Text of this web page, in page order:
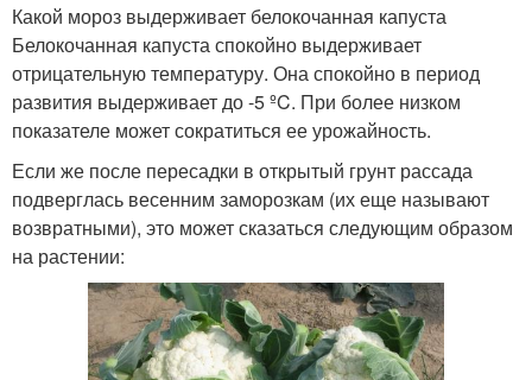
Какой мороз выдерживает белокочанная капуста
Белокочанная капуста спокойно выдерживает
отрицательную температуру. Она спокойно в период
развития выдерживает до -5 ºC. При более низком
показателе может сократиться ее урожайность.
Если же после пересадки в открытый грунт рассада
подверглась весенним заморозкам (их еще называют
возвратными), это может сказаться следующим образом
на растении: